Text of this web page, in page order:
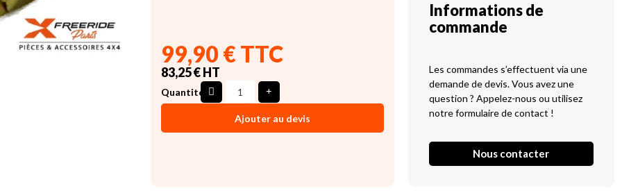
99,90 € TTC
83,25 € HT
Quantité
Ajouter au devis
Informations de
commande
Les commandes s’effectuent via une
demande de devis. Vous avez une
question ? Appelez-nous ou utilisez
notre formulaire de contact !
Nous contacter